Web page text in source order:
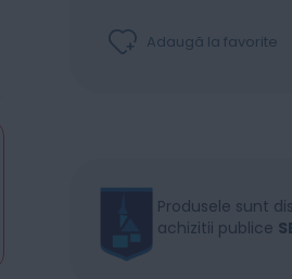
Adaugă la favorite
Produsele sunt
achizitii publice